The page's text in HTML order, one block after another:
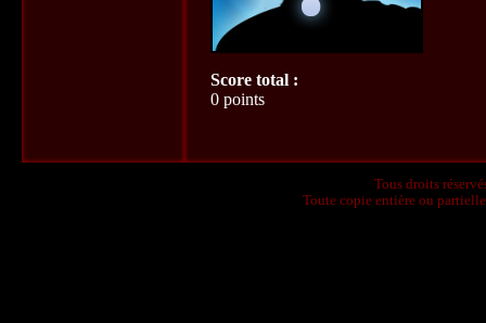
Score total :
0 points
Tous droits
Toute copie entière ou